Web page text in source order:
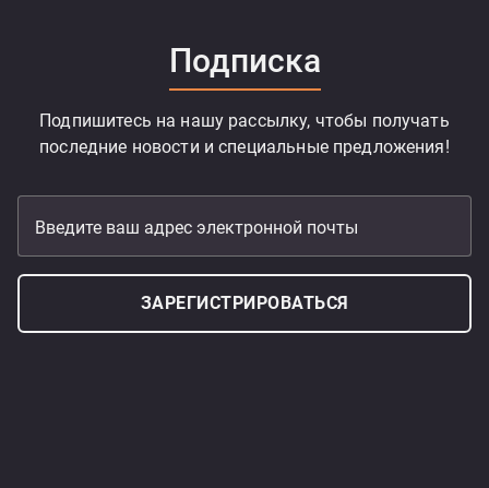
Подписка
Подпишитесь на нашу рассылку, чтобы получать
последние новости и специальные предложения!
Введите ваш адрес электронной почты
ЗАРЕГИСТРИРОВАТЬСЯ